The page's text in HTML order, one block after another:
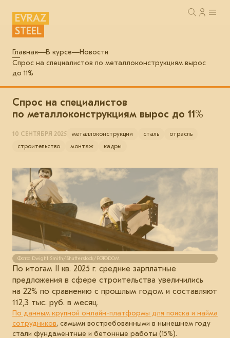
EVRAZ
STEEL
Главная В курсе
Новости
Спрос на специалистов по металлоконструкциям вырос
до 11%
Спрос на специалистов
по металлоконструкциям вырос до 11%
10 СЕНТЯБРЯ 2025 металлоконструкции сталь
отрасль
строительство
монтаж кадры
Фото: Dwight Smith/Shutterstock/FOTODOM
По итогам II кв. 2025 г. средние зарплатные
предложения в сфере строительства увеличились
на 22% по сравнению с прошлым годом и составляют
112,3 тыс. руб. в месяц.
По данным крупной онлайн-платформы для поиска и найма
сотрудников, самыми востребованными в нынешнем году
стали фундаментные и бетонные работы (15%).